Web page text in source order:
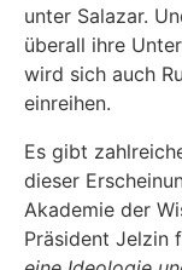
unter Salazar.
überall ihre
wird sich auch
einreihen.
Es gibt
dieser
Akademie der
Präsident Jelzin